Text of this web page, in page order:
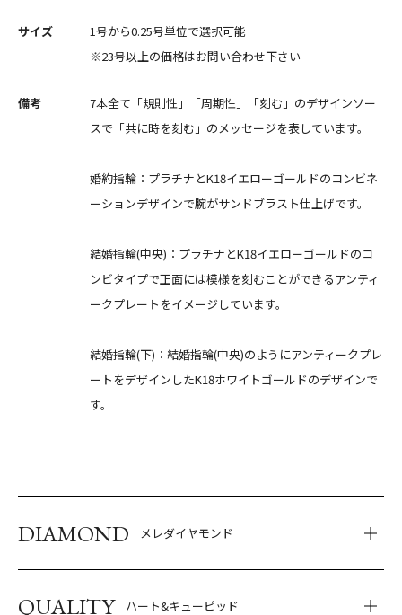
サイズ
1号から0.25号単位で選択可能
※23号以上の価格はお問い合わせ下さい
備考
7本全て「規則性」「周期性」「刻む」のデザインソー
スで「共に時を刻む」のメッセージを表しています。
婚約指輪：プラチナとK18イエローゴールドのコンビネ
ーションデザインで腕がサンドブラスト仕上げです。
結婚指輪(中央)：プラチナとK18イエローゴールドのコ
ンビタイプで正面には模様を刻むことができるアンティ
ークプレートをイメージしています。
結婚指輪(下)：結婚指輪(中央)のようにアンティークプレ
ートをデザインしたK18ホワイトゴールドのデザインで
す。
DIAMOND メレダイヤモンド
QUALITY ハート&キューピッド